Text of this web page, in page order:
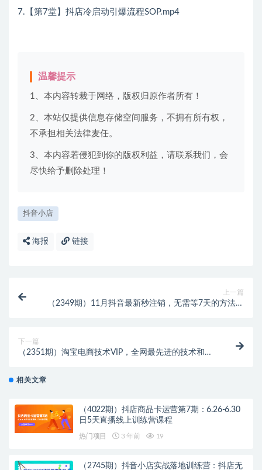
7.【第7堂】抖店冷启动引爆流程SOP.mp4
温馨提示
1、本内容转裁于网络，版权归原作者所有！
2、本站仅提供信息存储空间服务，不拥有所有权，
不承担相关法律麦任。
3、本内容若侵犯到你的版权利益，请联系我们，会
尽快给予删除处理！
抖音小店
海报 链接
上一篇
（2349期）11月抖音最新秒注销，无需等7天的方法，
下一篇
（2351期）淘宝电商技术VIP，全网最先进的技术和玩
相关文章
（4022期）抖店商品卡运营第7期：6.26-6.30
日5天直播线上训练营课程
热门项目 3 年前 19
（2745期）抖音小店实战落地训练营：抖店无